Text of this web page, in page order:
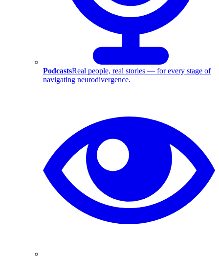
PodcastsReal people, real stories — for every stage of
navigating neurodivergence.